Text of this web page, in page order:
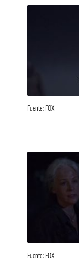
Fuente: FOX
Fuente: FOX